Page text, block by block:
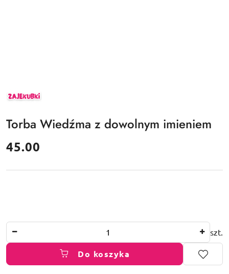
ZAJEKUBKI
Torba Wiedźma z dowolnym imieniem
cena:
45.00
szt.
Do koszyka